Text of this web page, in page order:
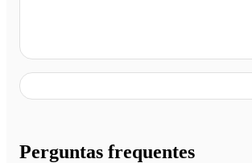
Perguntas frequentes